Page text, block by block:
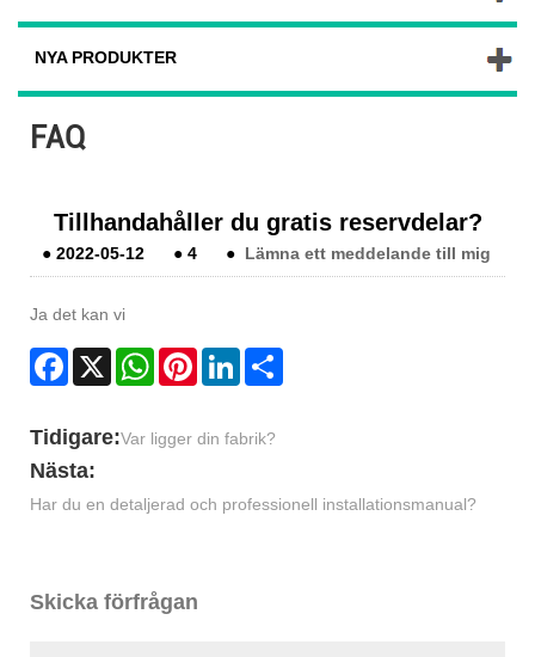
NYA PRODUKTER
FAQ
Tillhandahåller du gratis reservdelar?
●2022-05-12 ●4 ● Lämna ett meddelande till mig
Ja det kan vi
Facebook
X WhatsAppPinterestLinkedIn
Tidigare:Var ligger din fabrik?
Nästa:
Har du en detaljerad och professionell installationsmanual?
Skicka förfrågan